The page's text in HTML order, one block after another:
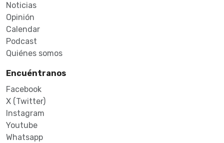
Noticias
Opinión
Calendar
Podcast
Quiénes somos
Encuéntranos
Facebook
X (Twitter)
Instagram
Youtube
Whatsapp